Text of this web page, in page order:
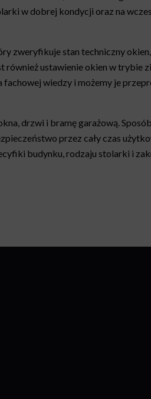
w dobrej kondycji oraz na
zweryfikuje stan techniczny
również ustawienie okien w
wiedzy i możemy je
drzwi i bramę garażową.
przez cały czas
budynku, rodzaju stolarki i